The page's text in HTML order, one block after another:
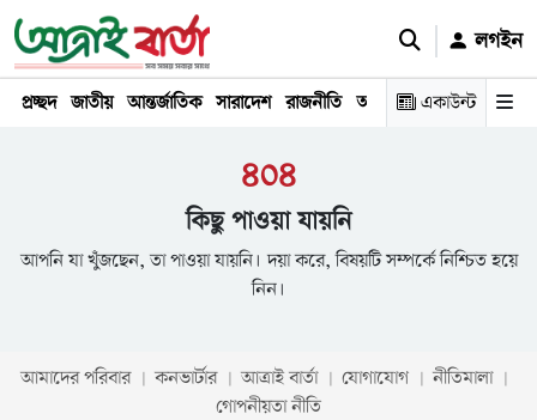
লগইন
প্রচ্ছদ জাতীয় আন্তর্জাতিক সারাদেশ রাজনীতি অর্থনীতি খেলা বিনোদন
একাউন্ট
৪০৪
কিছু পাওয়া যায়নি
আপনি যা খুঁজছেন, তা পাওয়া যায়নি। দয়া করে, বিষয়টি সম্পর্কে নিশ্চিত হয়ে
নিন।
আমাদের পরিবার কনভার্টার আত্রাই বার্তা যোগাযোগ
নীতিমালা
গোপনীয়তা নীতি